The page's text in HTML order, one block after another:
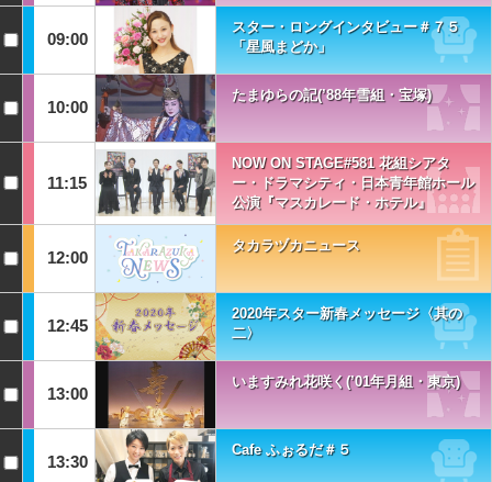
09:00
スター・ロングインタビュー＃７５
「星風まどか」
10:00
たまゆらの記(’88年雪組・宝塚)
11:15
NOW ON STAGE#581 花組シアタ
ー・ドラマシティ・日本青年館ホール
公演『マスカレード・ホテル』
12:00
タカラヅカニュース
12:45
2020年スター新春メッセージ〈其の
二〉
13:00
いますみれ花咲く(’01年月組・東京)
13:30
Cafe ふぉるだ＃５